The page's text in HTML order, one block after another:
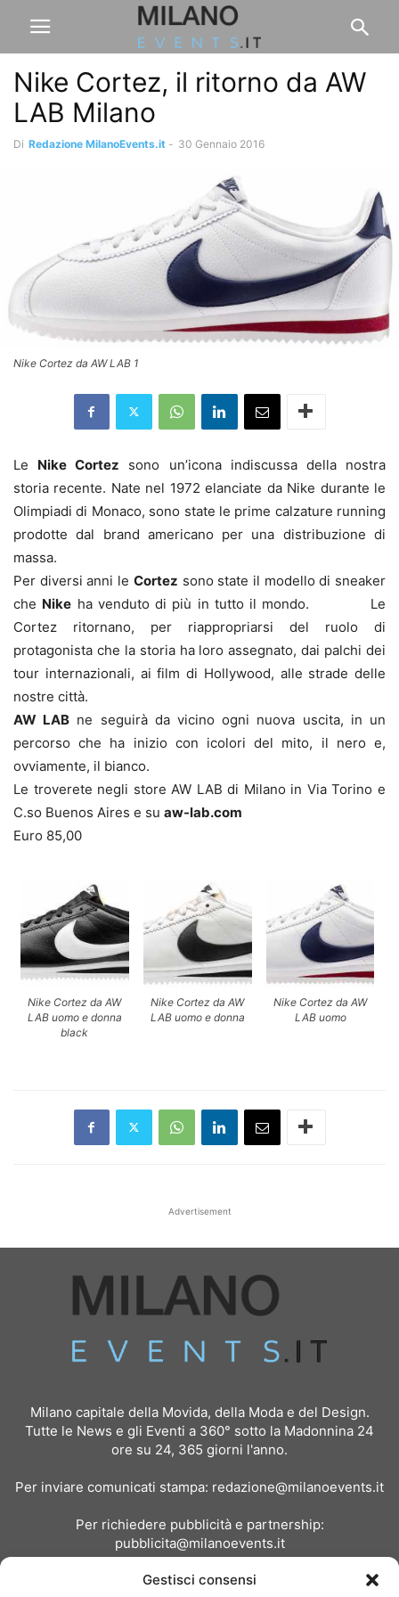
Gestisci consensi
Nike Cortez, il ritorno da AW
LAB Milano
Di Redazione MilanoEvents.it - 30 Gennaio 2016
Nike Cortez da AW LAB 1
Le Nike Cortez sono un’icona indiscussa della nostra
storia recente. Nate nel 1972 elanciate da Nike durante le
Olimpiadi di Monaco, sono state le prime calzature running
prodotte dal brand americano per una distribuzione di
massa.
Per diversi anni le Cortez sono state il modello di sneaker
che Nike ha venduto di più in tutto il mondo. Le
Cortez ritornano, per riappropriarsi del ruolo di
protagonista che la storia ha loro assegnato, dai palchi dei
tour internazionali, ai film di Hollywood, alle strade delle
nostre città.
AW LAB ne seguirà da vicino ogni nuova uscita, in un
percorso che ha inizio con icolori del mito, il nero e,
ovviamente, il bianco.
Le troverete negli store AW LAB di Milano in Via Torino e
C.so Buenos Aires e su aw-lab.com
Euro 85,00
Nike Cortez da AW
LAB uomo e donna
black
Nike Cortez da AW
LAB uomo e donna
Nike Cortez da AW
LAB uomo
Advertisement
Milano capitale della Movida, della Moda e del Design.
Tutte le News e gli Eventi a 360° sotto la Madonnina 24
ore su 24, 365 giorni l'anno.
Per inviare comunicati stampa: redazione@milanoevents.it
Per richiedere pubblicità e partnership:
pubblicita@milanoevents.it